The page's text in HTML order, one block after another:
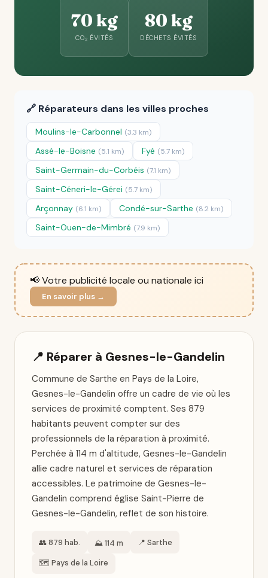
70 kg
CO₂ ÉVITÉS
80 kg
DÉCHETS ÉVITÉS
🔗 Réparateurs dans les villes proches
Moulins-le-Carbonnel (3.3 km)
Assé-le-Boisne (5.1 km) Fyé (5.7 km)
Saint-Germain-du-Corbéis (7.1 km)
Saint-Céneri-le-Gérei (5.7 km)
Arçonnay (6.1 km) Condé-sur-Sarthe (8.2 km)
Saint-Ouen-de-Mimbré (7.9 km)
📢 Votre publicité locale ou nationale ici
En savoir plus →
📍 Réparer à Gesnes-le-Gandelin
Commune de Sarthe en Pays de la Loire,
Gesnes-le-Gandelin offre un cadre de vie où les
services de proximité comptent. Ses 879
habitants peuvent compter sur des
professionnels de la réparation à proximité.
Perchée à 114 m d'altitude, Gesnes-le-Gandelin
allie cadre naturel et services de réparation
accessibles. Le patrimoine de Gesnes-le-
Gandelin comprend église Saint-Pierre de
Gesnes-le-Gandelin, reflet de son histoire.
👥 879 hab. ⛰️ 114 m 📍 Sarthe
🗺️ Pays de la Loire